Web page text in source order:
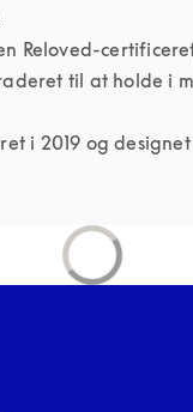
Reloved-
til at holde i
i 2019 og